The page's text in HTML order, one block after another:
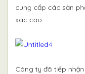
cung cấp các sản
xác cao.
Công ty đã tiếp